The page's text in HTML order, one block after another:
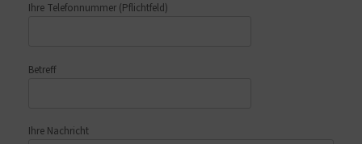
Ihre Telefonnummer (Pflichtfeld)
Betreff
Ihre Nachricht